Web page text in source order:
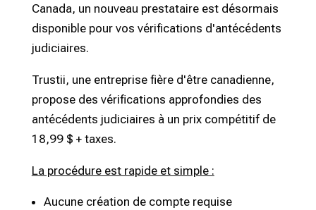
Canada, un nouveau prestataire est désormais
disponible pour vos vérifications d'antécédents
judiciaires.
Trustii, une entreprise fière d'être canadienne,
propose des vérifications approfondies des
antécédents judiciaires à un prix compétitif de
18,99 $ + taxes.
La procédure est rapide et simple :
Aucune création de compte requise